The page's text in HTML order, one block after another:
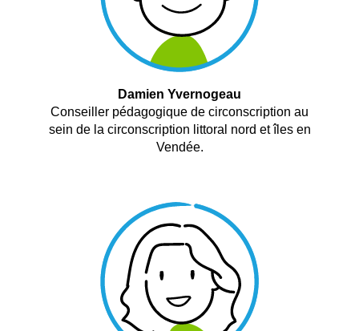
Damien Yvernogeau
Conseiller pédagogique de circonscription au
sein de la circonscription littoral nord et îles en
Vendée.